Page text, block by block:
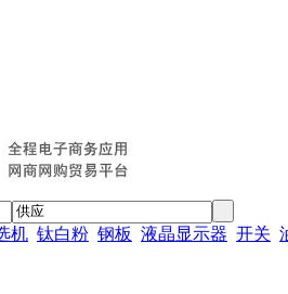
机 钛白粉 钢板 液晶显示器 开关